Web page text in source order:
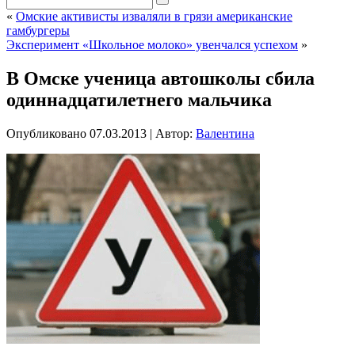
« Омские активисты изваляли в грязи американские
гамбургеры
Эксперимент «Школьное молоко» увенчался успехом »
В Омске ученица автошколы сбила
одиннадцатилетнего мальчика
Опубликовано 07.03.2013 | Автор: Валентина